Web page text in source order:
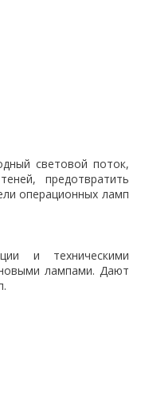
световой поток,
предотвратить
операционных ламп
и техническими
лампами. Дают